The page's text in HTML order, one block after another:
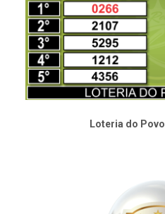
Loteria do